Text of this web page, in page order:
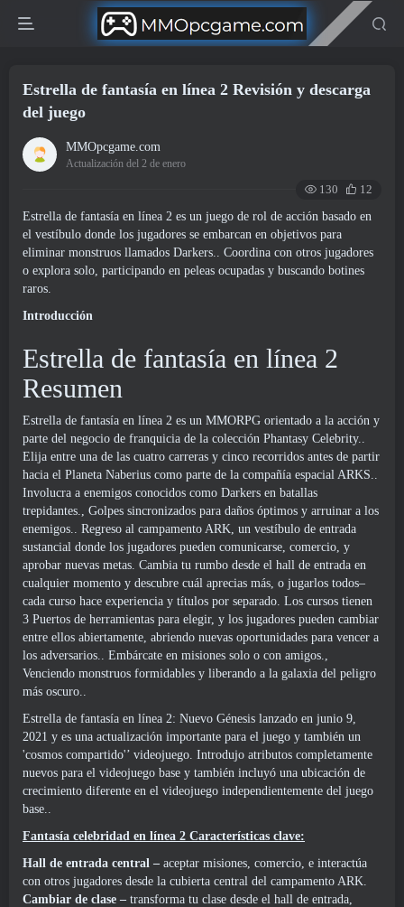
Estrella de fantasía en línea 2 Revisión y descarga
del juego
MMOpcgame.com
Actualización del 2 de enero
130
12
Estrella de fantasía en línea 2 es un juego de rol de acción basado en
el vestíbulo donde los jugadores se embarcan en objetivos para
eliminar monstruos llamados Darkers.. Coordina con otros jugadores
o explora solo, participando en peleas ocupadas y buscando botines
raros.
Introducción
Estrella de fantasía en línea 2
Resumen
Estrella de fantasía en línea 2 es un MMORPG orientado a la acción y
parte del negocio de franquicia de la colección Phantasy Celebrity..
Elija entre una de las cuatro carreras y cinco recorridos antes de partir
hacia el Planeta Naberius como parte de la compañía espacial ARKS..
Involucra a enemigos conocidos como Darkers en batallas
trepidantes., Golpes sincronizados para daños óptimos y arruinar a los
enemigos.. Regreso al campamento ARK, un vestíbulo de entrada
sustancial donde los jugadores pueden comunicarse, comercio, y
aprobar nuevas metas. Cambia tu rumbo desde el hall de entrada en
cualquier momento y descubre cuál aprecias más, o jugarlos todos–
cada curso hace experiencia y títulos por separado. Los cursos tienen
3 Puertos de herramientas para elegir, y los jugadores pueden cambiar
entre ellos abiertamente, abriendo nuevas oportunidades para vencer a
los adversarios.. Embárcate en misiones solo o con amigos.,
Venciendo monstruos formidables y liberando a la galaxia del peligro
más oscuro..
Estrella de fantasía en línea 2: Nuevo Génesis lanzado en junio 9,
2021 y es una actualización importante para el juego y también un
'cosmos compartido'’ videojuego. Introdujo atributos completamente
nuevos para el videojuego base y también incluyó una ubicación de
crecimiento diferente en el videojuego independientemente del juego
base..
Fantasía celebridad en línea 2 Características clave:
Hall de entrada central – aceptar misiones, comercio, e interactúa
con otros jugadores desde la cubierta central del campamento ARK.
Cambiar de clase – transforma tu clase desde el hall de entrada,